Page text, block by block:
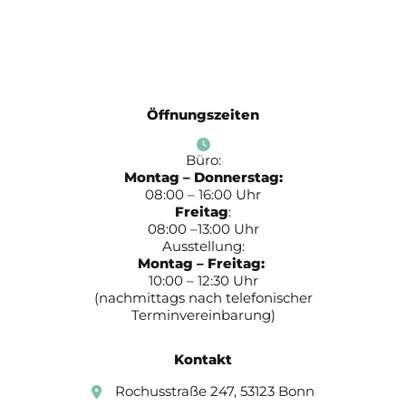
Öffnungszeiten
Büro:
Montag – Donnerstag:
08:00 – 16:00 Uhr
Freitag:
08:00 –13:00 Uhr
Ausstellung:
Montag – Freitag:
10:00 – 12:30 Uhr
(nachmittags nach telefonischer
Terminvereinbarung)
Kontakt
Rochusstraße 247, 53123 Bonn